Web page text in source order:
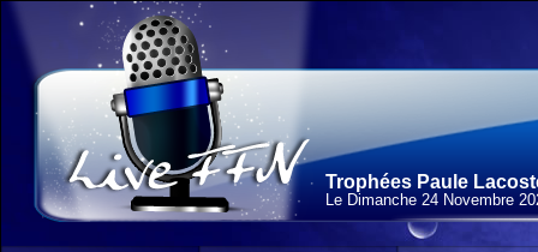
Trophées Paule
Le Dimanche 24 Novembre